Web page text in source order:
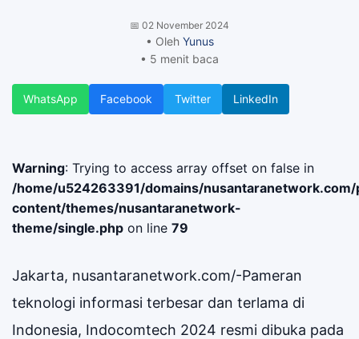
📅 02 November 2024
• Oleh Yunus
• 5 menit baca
WhatsApp Facebook Twitter LinkedIn
Warning: Trying to access array offset on false in
/home/u524263391/domains/
content/themes/nusantaranetwork-
theme/single.php on line 79
Jakarta, nusantaranetwork.com/-Pameran
teknologi informasi terbesar dan terlama di
Indonesia, Indocomtech 2024 resmi dibuka pada